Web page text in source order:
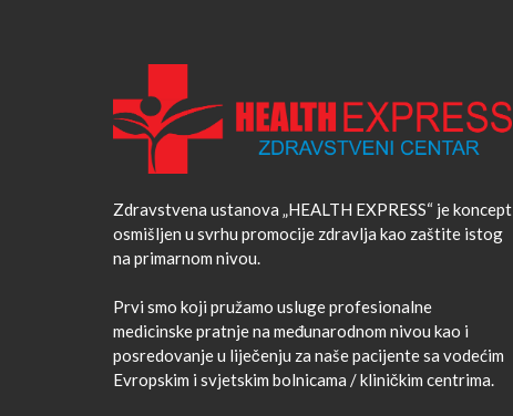
Zdravstvena ustanova „HEALTH EXPRESS“ je koncept
osmišljen u svrhu promocije zdravlja kao zaštite istog
na primarnom nivou.
Prvi smo koji pružamo usluge profesionalne
medicinske pratnje na međunarodnom nivou kao i
posredovanje u liječenju za naše pacijente sa vodećim
Evropskim i svjetskim bolnicama / kliničkim centrima.